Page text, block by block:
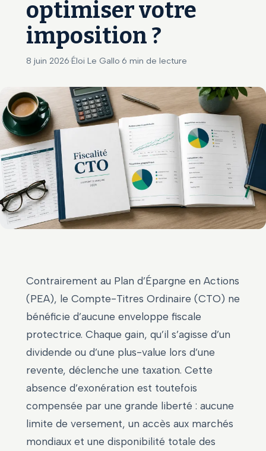
optimiser votre
imposition ?
8 juin 2026·Éloi Le Gallo·6 min de lecture
Contrairement au Plan d’Épargne en Actions
(PEA), le Compte-Titres Ordinaire (CTO) ne
bénéficie d’aucune enveloppe fiscale
protectrice. Chaque gain, qu’il s’agisse d’un
dividende ou d’une plus-value lors d’une
revente, déclenche une taxation. Cette
absence d’exonération est toutefois
compensée par une grande liberté : aucune
limite de versement, un accès aux marchés
mondiaux et une disponibilité totale des